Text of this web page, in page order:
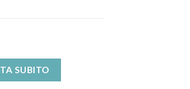
SUBITO